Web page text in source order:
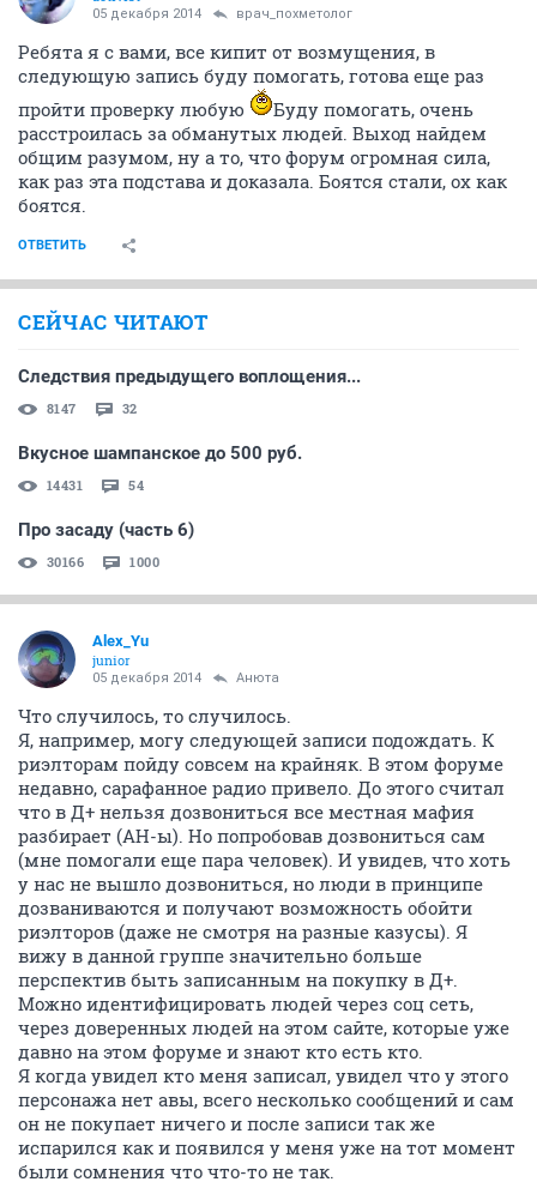
05 декабря 2014 врач_похметолог
Ребята я с вами, все кипит от возмущения, в
следующую запись буду помогать, готова еще раз
пройти проверку любую
Буду помогать, очень
расстроилась за обманутых людей. Выход найдем
общим разумом, ну а то, что форум огромная сила,
как раз эта подстава и доказала. Боятся стали, ох как
боятся.
ОТВЕТИТЬ
СЕЙЧАС ЧИТАЮТ
Следствия предыдущего воплощения...
8147 32
Вкусное шампанское до 500 руб.
14431 54
Про засаду (часть 6)
30166 1000
Alex_Yu
junior
05 декабря 2014 Aнюта
Что случилось, то случилось.
Я, например, могу следующей записи подождать. К
риэлторам пойду совсем на крайняк. В этом форуме
недавно, сарафанное радио привело. До этого считал
что в Д+ нельзя дозвониться все местная мафия
разбирает (АН-ы). Но попробовав дозвониться сам
(мне помогали еще пара человек). И увидев, что хоть
у нас не вышло дозвониться, но люди в принципе
дозваниваются и получают возможность обойти
риэлторов (даже не смотря на разные казусы). Я
вижу в данной группе значительно больше
перспектив быть записанным на покупку в Д+.
Можно идентифицировать людей через соц сеть,
через доверенных людей на этом сайте, которые уже
давно на этом форуме и знают кто есть кто.
Я когда увидел кто меня записал, увидел что у этого
персонажа нет авы, всего несколько сообщений и сам
он не покупает ничего и после записи так же
испарился как и появился у меня уже на тот момент
были сомнения что что-то не так.